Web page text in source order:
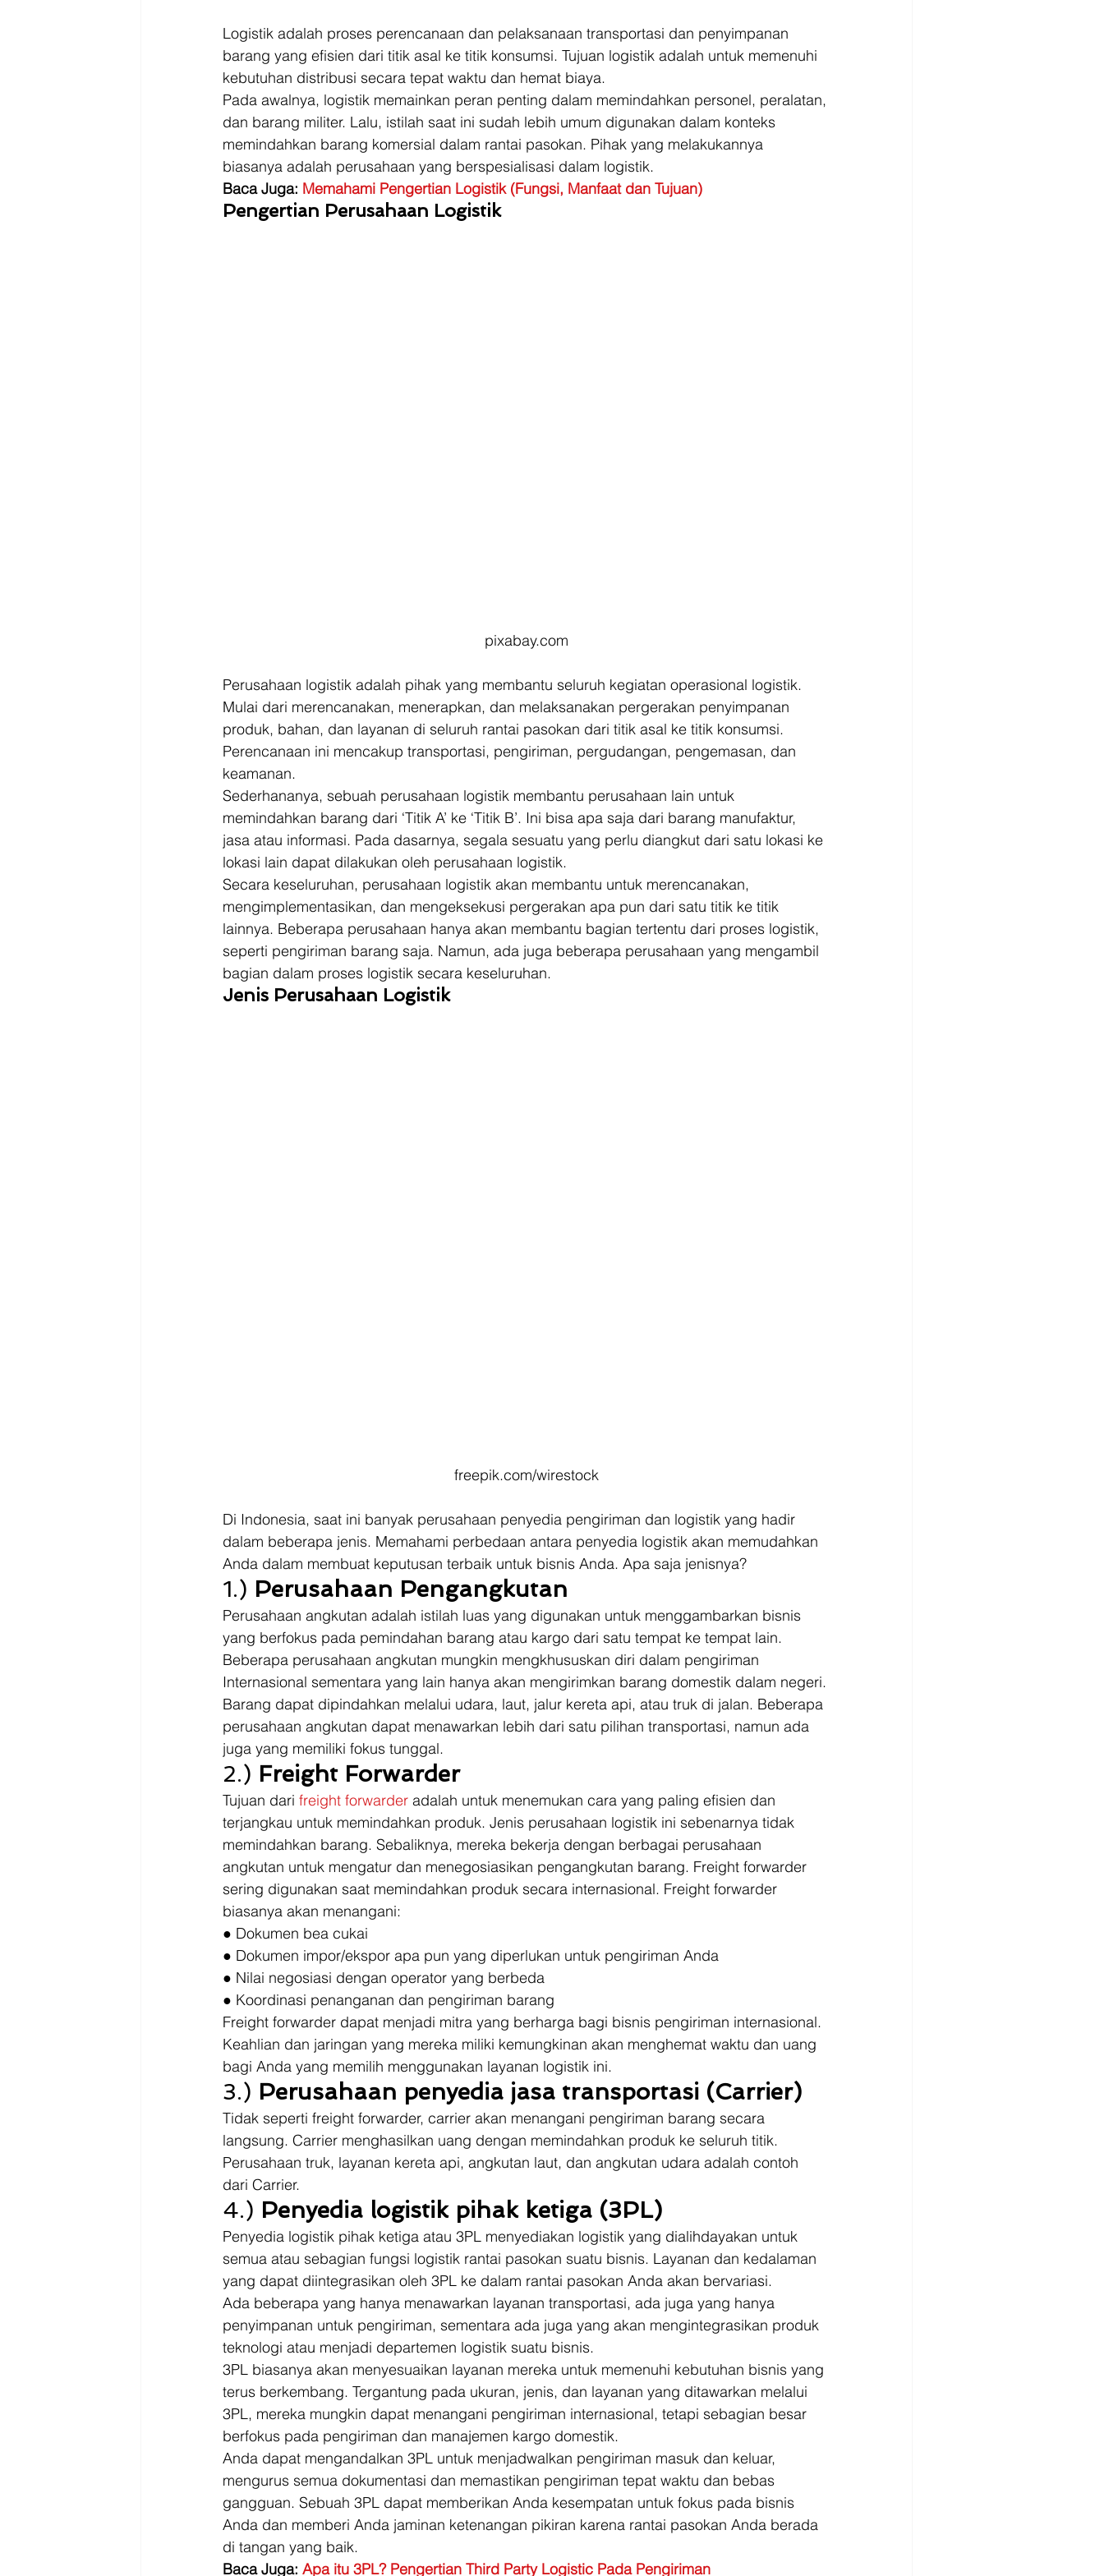
Logistik adalah proses perencanaan dan pelaksanaan transportasi dan penyimpanan
barang yang efisien dari titik asal ke titik konsumsi. Tujuan logistik adalah untuk memenuhi
kebutuhan distribusi secara tepat waktu dan hemat biaya.
Pada awalnya, logistik memainkan peran penting dalam memindahkan personel, peralatan,
dan barang militer. Lalu, istilah saat ini sudah lebih umum digunakan dalam konteks
memindahkan barang komersial dalam rantai pasokan. Pihak yang melakukannya
biasanya adalah perusahaan yang berspesialisasi dalam logistik.
Baca Juga: Memahami Pengertian Logistik (Fungsi, Manfaat dan Tujuan)
Pengertian Perusahaan Logistik
pixabay.com
Perusahaan logistik adalah pihak yang membantu seluruh kegiatan operasional logistik.
Mulai dari merencanakan, menerapkan, dan melaksanakan pergerakan penyimpanan
produk, bahan, dan layanan di seluruh rantai pasokan dari titik asal ke titik konsumsi.
Perencanaan ini mencakup transportasi, pengiriman, pergudangan, pengemasan, dan
keamanan.
Sederhananya, sebuah perusahaan logistik membantu perusahaan lain untuk
memindahkan barang dari ‘Titik A’ ke ‘Titik B’. Ini bisa apa saja dari barang manufaktur,
jasa atau informasi. Pada dasarnya, segala sesuatu yang perlu diangkut dari satu lokasi ke
lokasi lain dapat dilakukan oleh perusahaan logistik.
Secara keseluruhan, perusahaan logistik akan membantu untuk merencanakan,
mengimplementasikan, dan mengeksekusi pergerakan apa pun dari satu titik ke titik
lainnya. Beberapa perusahaan hanya akan membantu bagian tertentu dari proses logistik,
seperti pengiriman barang saja. Namun, ada juga beberapa perusahaan yang mengambil
bagian dalam proses logistik secara keseluruhan.
Jenis Perusahaan Logistik
freepik.com/wirestock
Di Indonesia, saat ini banyak perusahaan penyedia pengiriman dan logistik yang hadir
dalam beberapa jenis. Memahami perbedaan antara penyedia logistik akan memudahkan
Anda dalam membuat keputusan terbaik untuk bisnis Anda. Apa saja jenisnya?
1.) Perusahaan Pengangkutan
Perusahaan angkutan adalah istilah luas yang digunakan untuk menggambarkan bisnis
yang berfokus pada pemindahan barang atau kargo dari satu tempat ke tempat lain.
Beberapa perusahaan angkutan mungkin mengkhususkan diri dalam pengiriman
Internasional sementara yang lain hanya akan mengirimkan barang domestik dalam negeri.
Barang dapat dipindahkan melalui udara, laut, jalur kereta api, atau truk di jalan. Beberapa
perusahaan angkutan dapat menawarkan lebih dari satu pilihan transportasi, namun ada
juga yang memiliki fokus tunggal.
2.) Freight Forwarder
Tujuan dari freight forwarder adalah untuk menemukan cara yang paling efisien dan
terjangkau untuk memindahkan produk. Jenis perusahaan logistik ini sebenarnya tidak
memindahkan barang. Sebaliknya, mereka bekerja dengan berbagai perusahaan
angkutan untuk mengatur dan menegosiasikan pengangkutan barang. Freight forwarder
sering digunakan saat memindahkan produk secara internasional. Freight forwarder
biasanya akan menangani:
● Dokumen bea cukai
● Dokumen impor/ekspor apa pun yang diperlukan untuk pengiriman Anda
● Nilai negosiasi dengan operator yang berbeda
● Koordinasi penanganan dan pengiriman barang
Freight forwarder dapat menjadi mitra yang berharga bagi bisnis pengiriman internasional.
Keahlian dan jaringan yang mereka miliki kemungkinan akan menghemat waktu dan uang
bagi Anda yang memilih menggunakan layanan logistik ini.
3.) Perusahaan penyedia jasa transportasi (Carrier)
Tidak seperti freight forwarder, carrier akan menangani pengiriman barang secara
langsung. Carrier menghasilkan uang dengan memindahkan produk ke seluruh titik.
Perusahaan truk, layanan kereta api, angkutan laut, dan angkutan udara adalah contoh
dari Carrier.
4.) Penyedia logistik pihak ketiga (3PL)
Penyedia logistik pihak ketiga atau 3PL menyediakan logistik yang dialihdayakan untuk
semua atau sebagian fungsi logistik rantai pasokan suatu bisnis. Layanan dan kedalaman
yang dapat diintegrasikan oleh 3PL ke dalam rantai pasokan Anda akan bervariasi.
Ada beberapa yang hanya menawarkan layanan transportasi, ada juga yang hanya
penyimpanan untuk pengiriman, sementara ada juga yang akan mengintegrasikan produk
teknologi atau menjadi departemen logistik suatu bisnis.
3PL biasanya akan menyesuaikan layanan mereka untuk memenuhi kebutuhan bisnis yang
terus berkembang. Tergantung pada ukuran, jenis, dan layanan yang ditawarkan melalui
3PL, mereka mungkin dapat menangani pengiriman internasional, tetapi sebagian besar
berfokus pada pengiriman dan manajemen kargo domestik.
Anda dapat mengandalkan 3PL untuk menjadwalkan pengiriman masuk dan keluar,
mengurus semua dokumentasi dan memastikan pengiriman tepat waktu dan bebas
gangguan. Sebuah 3PL dapat memberikan Anda kesempatan untuk fokus pada bisnis
Anda dan memberi Anda jaminan ketenangan pikiran karena rantai pasokan Anda berada
di tangan yang baik.
Baca Juga: Apa itu 3PL? Pengertian Third Party Logistic Pada Pengiriman